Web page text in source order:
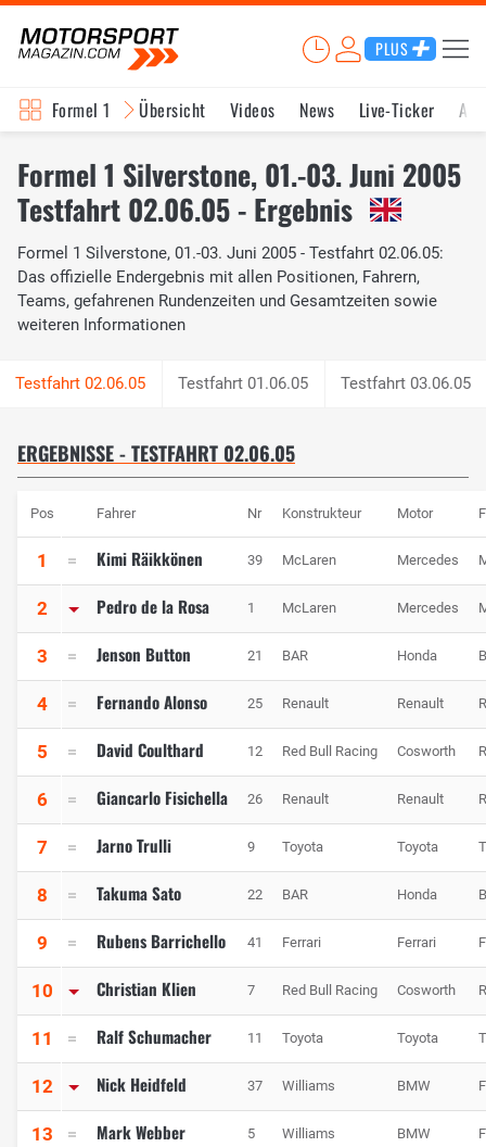
PLUS
Formel 1 Übersicht Videos News Live-Ticker
Formel 1 Silverstone, 01.-03. Juni 2005
Testfahrt 02.06.05 - Ergebnis
Formel 1 Silverstone, 01.-03. Juni 2005 - Testfahrt 02.06.05:
Das offizielle Endergebnis mit allen Positionen, Fahrern,
Teams, gefahrenen Rundenzeiten und Gesamtzeiten sowie
weiteren Informationen
Testfahrt 01.06.05 Testfahrt 03.06.05
ERGEBNISSE - TESTFAHRT 02.06.05
Pos Fahrer Nr Konstrukteur Motor
1 Kimi Räikkönen 39 McLaren Mercedes
2 Pedro de la Rosa 1 McLaren Mercedes
3 Jenson Button 21 BAR Honda
4 Fernando Alonso 25 Renault Renault
5 David Coulthard 12 Red Bull Racing Cosworth
6 Giancarlo Fisichella 26 Renault Renault
7 Jarno Trulli 9 Toyota Toyota
8 Takuma Sato 22 BAR Honda
9 Rubens Barrichello 41 Ferrari Ferrari
10 Christian Klien 7 Red Bull Racing Cosworth
11 Ralf Schumacher 11 Toyota Toyota
12 Nick Heidfeld 37 Williams BMW
13 Mark Webber 5 Williams BMW